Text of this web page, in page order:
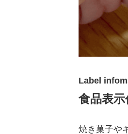
Label
食品表示
焼き菓子や